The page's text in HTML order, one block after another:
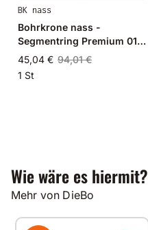
BK nass
Bohrkrone nass -
Segmentring Premium 012
- R 1/2 Zoll
45,04 € 94,01 €
1 St
Wie wäre es hiermit?
Mehr von DieBo